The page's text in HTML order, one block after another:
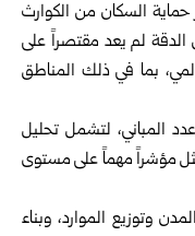
السكان من الكوارث
الدقة لم يعد مقتصراً على
بما في ذلك المناطق
المباني، لتشمل تحليل
مؤشراً مهماً على مستوى
وتوزيع الموارد، وبناء